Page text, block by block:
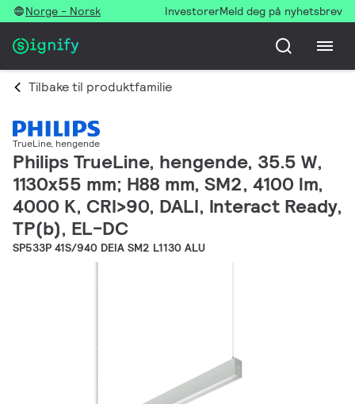
Norge - Norsk InvestorerMeld deg på nyhetsbrev
Tilbake til produktfamilie
TrueLine, hengende
Philips TrueLine, hengende, 35.5 W,
1130x55 mm; H88 mm, SM2, 4100 lm,
4000 K, CRI>90, DALI, Interact Ready,
TP(b), EL-DC
SP533P 41S/940 DEIA SM2 L1130 ALU